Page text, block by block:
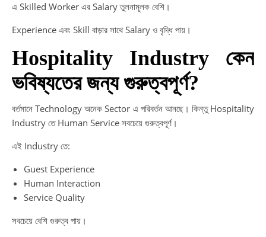
এ Skilled Worker এর Salary তুলনামূলক বেশি।
Experience এবং Skill বাড়ার সাথে Salary ও বৃদ্ধি পায়।
Hospitality Industry কেন
ভবিষ্যতের জন্য গুরুত্বপূর্ণ?
বর্তমানে Technology অনেক Sector এ পরিবর্তন আনছে। কিন্তু Hospitality
Industry তে Human Service সবচেয়ে গুরুত্বপূর্ণ।
এই Industry তে:
Guest Experience
Human Interaction
Service Quality
সবচেয়ে বেশি গুরুত্ব পায়।